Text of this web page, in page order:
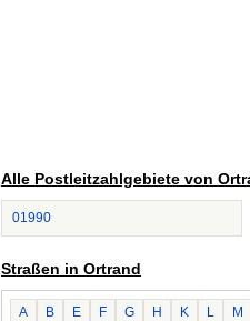
Alle Postleitzahlgebiete von
01990
Straßen in Ortrand
A B E F G H K L M